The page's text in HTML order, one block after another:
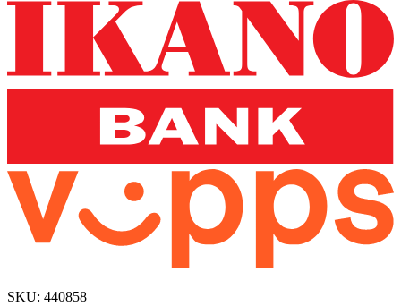
SKU: 440858